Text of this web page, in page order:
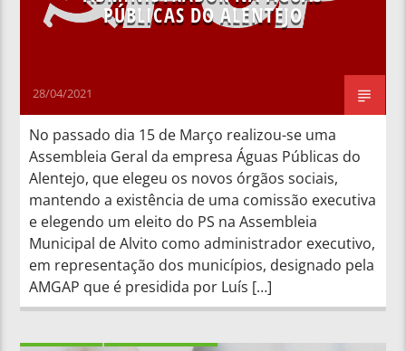
PÚBLICAS DO ALENTEJO
28/04/2021
No passado dia 15 de Março realizou-se uma
Assembleia Geral da empresa Águas Públicas do
Alentejo, que elegeu os novos órgãos sociais,
mantendo a existência de uma comissão executiva
e elegendo um eleito do PS na Assembleia
Municipal de Alvito como administrador executivo,
em representação dos municípios, designado pela
AMGAP que é presidida por Luís […]